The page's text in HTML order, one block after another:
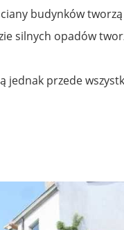
budynków
silnych opadów
jednak przede